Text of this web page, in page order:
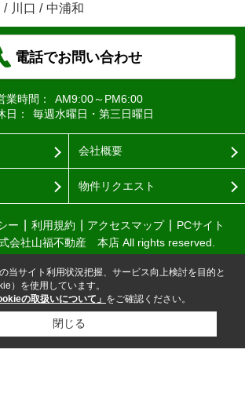
/ 川口 / 中浦和
電話でお問い合わせ
業時間：
AM9:00～PM6:00
日：
毎週水曜日・第三日曜日
会社概要
物件リクエスト
ー 利用規約 アクセスマップ
PCサイト
会社山福不動産 本店 All rights reserved.
当サイト利用状況把握、サービス向上検討を目的と
）を使用しています。
の取扱いについて」 をご確認ください。
閉じる